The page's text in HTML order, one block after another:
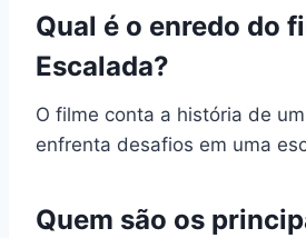
Qual é o enredo do
Escalada?
O filme conta a história de
enfrenta desafios em uma
Quem são os